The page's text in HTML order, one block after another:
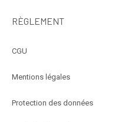
RÈGLEMENT
CGU
Mentions légales
Protection des données